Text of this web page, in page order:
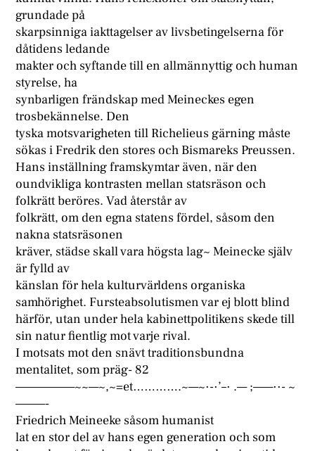
grundade på
skarpsinniga iakttagelser av livsbetingelserna för
dåtidens ledande
makter och syftande till en allmännyttig och human
styrelse, ha
synbarligen frändskap med Meineckes egen
trosbekännelse. Den
tyska motsvarigheten till Richelieus gärning måste
sökas i Fredrik den stores och Bismareks Preussen.
Hans inställning framskymtar även, när den
oundvikliga kontrasten mellan statsräson och
folkrätt beröres. Vad återstår av
folkrätt, om den egna statens fördel, såsom den
nakna statsräsonen
kräver, städse skall vara högsta lag~ Meinecke själv
är fylld av
känslan för hela kulturvärldens organiska
samhörighet. Fursteabsolutismen var ej blott blind
härför, utan under hela kabinettpolitikens skede till
sin natur fientlig mot varje rival.
I motsats mot den snävt traditionsbundna
mentalitet, som präg- 82
——————~~—~,~=et………….~—~·-·’–· .— ;——··- ~
———-
Friedrich Meineeke såsom humanist
lat en stor del av hans egen generation och som